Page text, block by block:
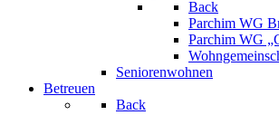
Back
Parchim WG
Parchim WG
Seniorenwohnen
Betreuen
Back